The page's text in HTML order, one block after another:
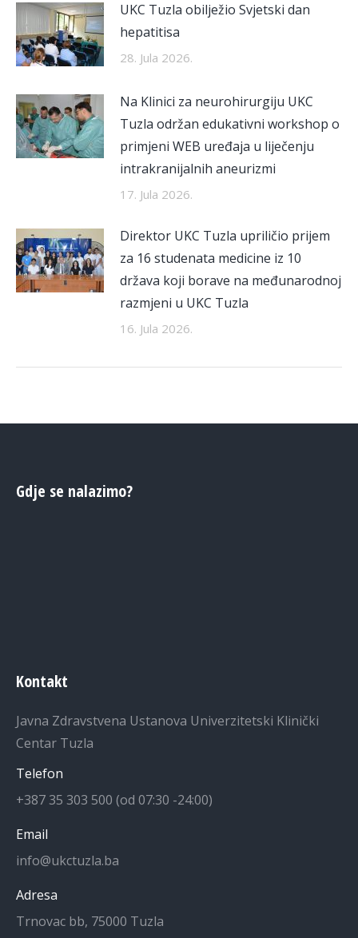
UKC Tuzla obilježio Svjetski dan
hepatitisa
28. Jula 2026.
Na Klinici za neurohirurgiju UKC
Tuzla održan edukativni workshop o
primjeni WEB uređaja u liječenju
intrakranijalnih aneurizmi
17. Jula 2026.
Direktor UKC Tuzla upriličio prijem
za 16 studenata medicine iz 10
država koji borave na međunarodnoj
razmjeni u UKC Tuzla
16. Jula 2026.
Gdje se nalazimo?
Kontakt
Javna Zdravstvena Ustanova Univerzitetski Klinički
Centar Tuzla
Telefon
+387 35 303 500 (od 07:30 -24:00)
Email
info@ukctuzla.ba
Adresa
Trnovac bb, 75000 Tuzla